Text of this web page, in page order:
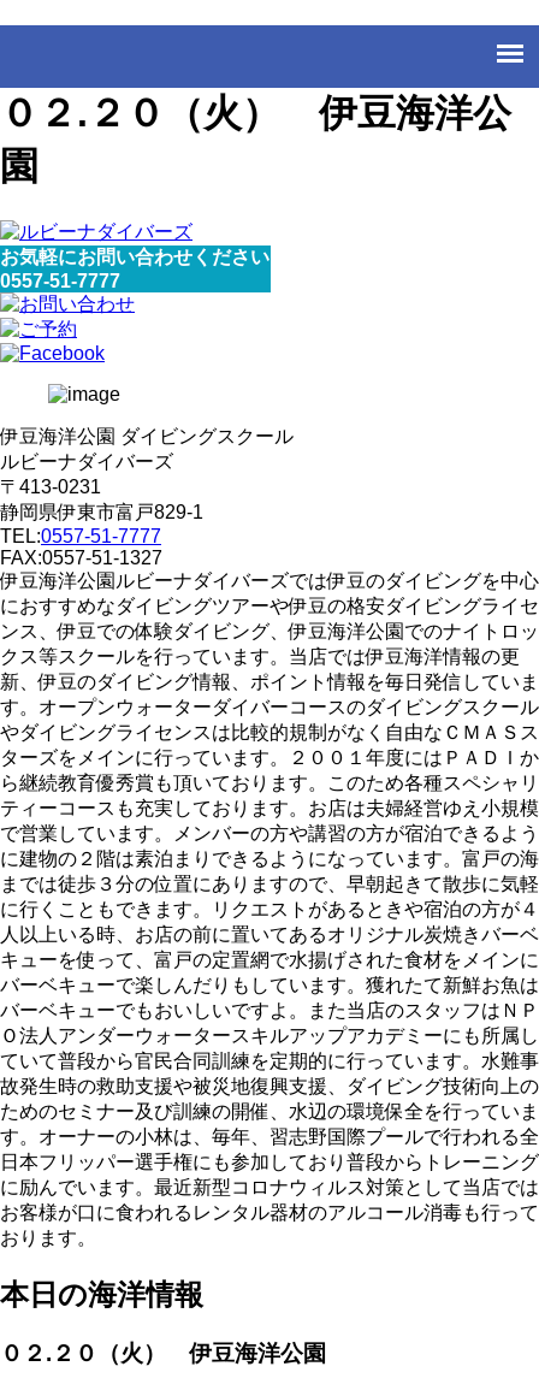
０２.２０（火） 伊豆海洋公
園
お気軽にお問い合わせください
0557-51-7777
伊豆海洋公園 ダイビングスクール
ルビーナダイバーズ
〒413-0231
静岡県伊東市富戸829-1
TEL:0557-51-7777
FAX:0557-51-1327
伊豆海洋公園ルビーナダイバーズでは伊豆のダイビングを中心
におすすめなダイビングツアーや伊豆の格安ダイビングライセ
ンス、伊豆での体験ダイビング、伊豆海洋公園でのナイトロッ
クス等スクールを行っています。当店では伊豆海洋情報の更
新、伊豆のダイビング情報、ポイント情報を毎日発信していま
す。オープンウォーターダイバーコースのダイビングスクール
やダイビングライセンスは比較的規制がなく自由なＣＭＡＳス
ターズをメインに行っています。２００１年度にはＰＡＤＩか
ら継続教育優秀賞も頂いております。このため各種スペシャリ
ティーコースも充実しております。お店は夫婦経営ゆえ小規模
で営業しています。メンバーの方や講習の方が宿泊できるよう
に建物の２階は素泊まりできるようになっています。富戸の海
までは徒歩３分の位置にありますので、早朝起きて散歩に気軽
に行くこともできます。リクエストがあるときや宿泊の方が４
人以上いる時、お店の前に置いてあるオリジナル炭焼きバーベ
キューを使って、富戸の定置網で水揚げされた食材をメインに
バーベキューで楽しんだりもしています。獲れたて新鮮お魚は
バーベキューでもおいしいですよ。また当店のスタッフはＮＰ
Ｏ法人アンダーウォータースキルアップアカデミーにも所属し
ていて普段から官民合同訓練を定期的に行っています。水難事
故発生時の救助支援や被災地復興支援、ダイビング技術向上の
ためのセミナー及び訓練の開催、水辺の環境保全を行っていま
す。オーナーの小林は、毎年、習志野国際プールで行われる全
日本フリッパー選手権にも参加しており普段からトレーニング
に励んでいます。最近新型コロナウィルス対策として当店では
お客様が口に食われるレンタル器材のアルコール消毒も行って
おります。
本日の海洋情報
０２.２０（火） 伊豆海洋公園